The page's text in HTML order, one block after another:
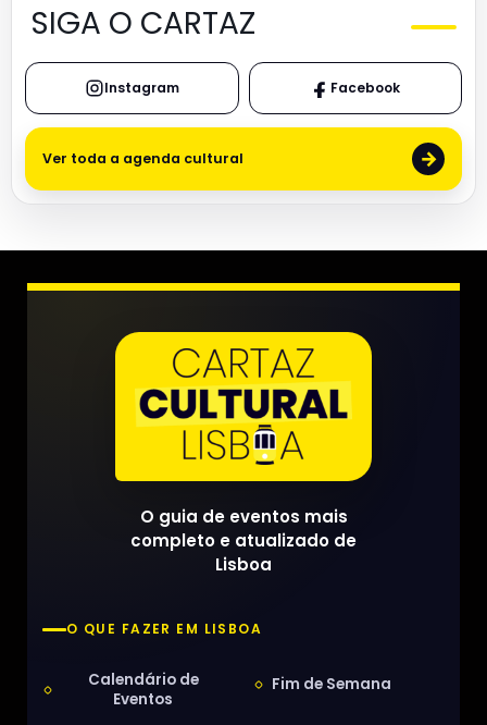
SIGA O CARTAZ
Instagram Facebook
Ver toda a agenda cultural →
O guia de eventos mais
completo e atualizado de
Lisboa
O QUE FAZER EM LISBOA
Calendário de
Eventos
Fim de Semana